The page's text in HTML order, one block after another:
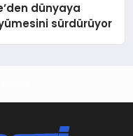
dünyaya
sürdürüyor